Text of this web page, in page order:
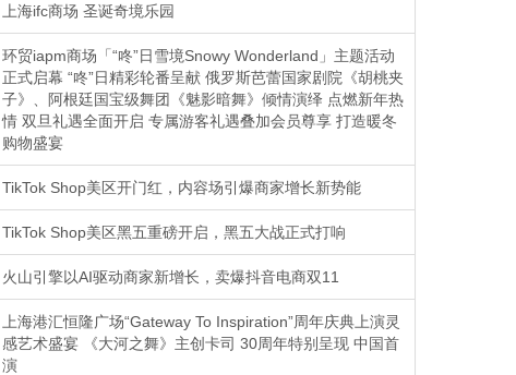
上海ifc商场 圣诞奇境乐园
环贸iapm商场「“咚”日雪境Snowy Wonderland」主题活动
正式启幕 “咚”日精彩轮番呈献 俄罗斯芭蕾国家剧院《胡桃夹
子》、阿根廷国宝级舞团《魅影暗舞》倾情演绎 点燃新年热
情 双旦礼遇全面开启 专属游客礼遇叠加会员尊享 打造暖冬
购物盛宴
TikTok Shop美区开门红，内容场引爆商家增长新势能
TikTok Shop美区黑五重磅开启，黑五大战正式打响
火山引擎以AI驱动商家新增长，卖爆抖音电商双11
上海港汇恒隆广场“Gateway To Inspiration”周年庆典上演灵
感艺术盛宴 《大河之舞》主创卡司 30周年特别呈现 中国首
演